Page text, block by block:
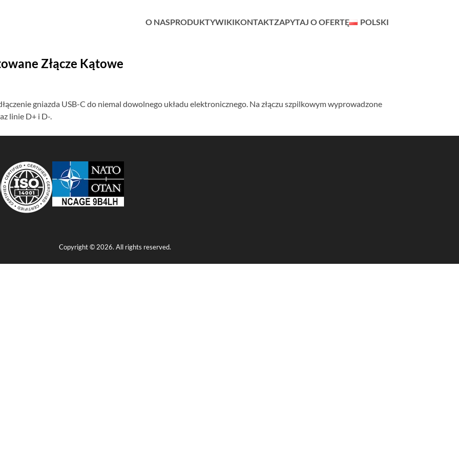
O NASPRODUKTYWIKIKONTAKTZAPYTAJ O OFERTĘ POLSKI
Złącze Kątowe
gniazda USB-C do niemal dowolnego układu elektronicznego. Na złączu szpilkowym wyprowadzone
linie D+ i D-.
Copyright © 2026. All rights reserved.